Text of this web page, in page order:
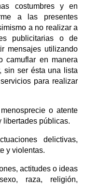
costumbres y en
a las presentes
a no realizar a
publicitarias o de
mensajes utilizando
camuflar en manera
sin ser ésta una lista
para realizar
o atente
libertades públicas.
delictivas,
y violentas.
actitudes o ideas
raza, religión,